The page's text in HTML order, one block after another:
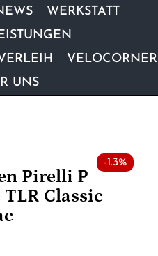
WERKSTATT
VELOCORNER
UNS
-1.3%
Pirelli P
TLR Classic